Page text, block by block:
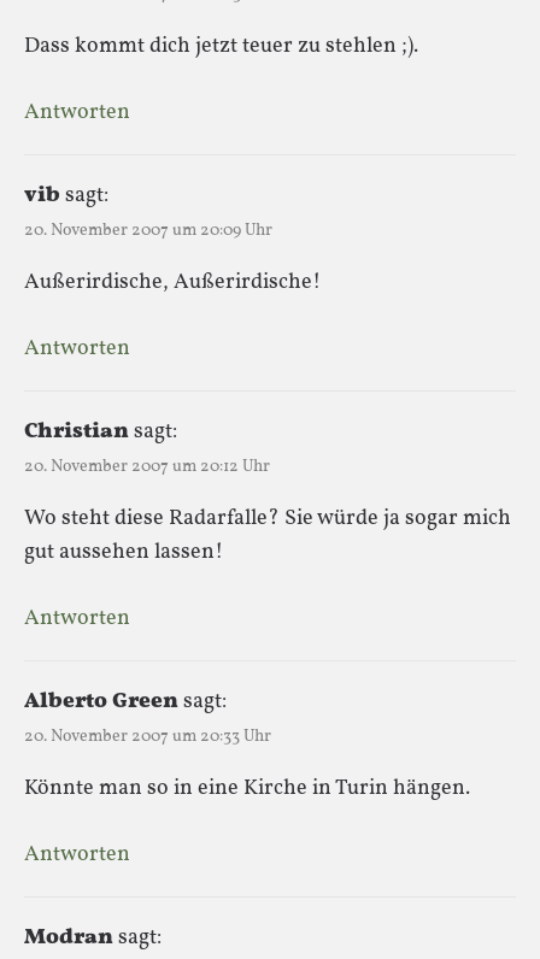
Dass kommt dich jetzt teuer zu stehlen ;).
Antworten
vib sagt:
20. November 2007 um 20:09 Uhr
Außerirdische, Außerirdische!
Antworten
Christiansagt:
20. November 2007 um 20:12 Uhr
Wo steht diese Radarfalle? Sie würde ja sogar mich
gut aussehen lassen!
Antworten
Alberto Greensagt:
20. November 2007 um 20:33 Uhr
Könnte man so in eine Kirche in Turin hängen.
Antworten
Modransagt: